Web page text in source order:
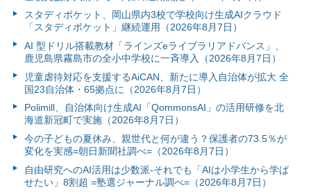
スタディポケット、岡山県内3校で学校向け生成AIクラウド
「スタディポケット」継続運用（2026年8月7日）
AI 型ドリル搭載教材「ラインズeライブラリアドバンス」、
鹿児島県霧島市の全小中学校に一斉導入（2026年8月7日）
児童虐待対応を支援するAiCAN、新たに導入自治体が拡大 全
国23自治体・65拠点に（2026年8月7日）
Polimill、自治体向け生成AI「QommonsAI」の活用研修を北
海道新冠町で実施（2026年8月7日）
今の子どもの夏休み、親世代と何が違う？保護者の73.5％が
変化を実感=朝日新聞社調べ=（2026年8月7日）
自由研究へのAI活用は少数派-それでも「AIは小学生から学ば
せたい」8割超 =塾選ジャーナル調べ=（2026年8月7日）